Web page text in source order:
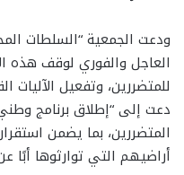
ودعت الجمعية “السلطات
العاجل والفوري لوقف هذه
للمتضررين، وتفعيل الآليات
دعت إلى “إطلاق برنامج
المتضررين، بما يضمن
أراضيهم التي توارثوها أبًا